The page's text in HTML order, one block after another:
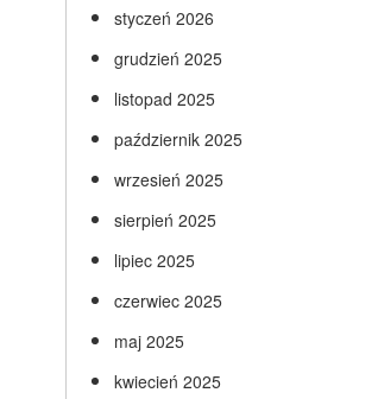
styczeń 2026
grudzień 2025
listopad 2025
październik 2025
wrzesień 2025
sierpień 2025
lipiec 2025
czerwiec 2025
maj 2025
kwiecień 2025